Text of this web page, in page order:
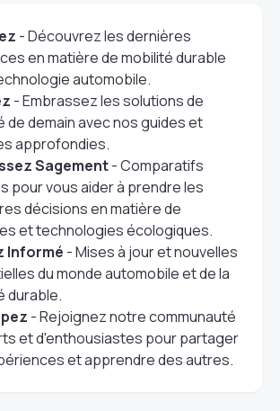
- Découvrez les dernières
en matière de mobilité durable
automobile.
- Embrassez les solutions de
de demain avec nos guides et
approfondies.
Sagement- Comparatifs
pour vous aider à prendre les
décisions en matière de
et technologies écologiques.
Informé - Mises à jour et nouvelles
du monde automobile et de la
durable.
- Rejoignez notre communauté
et d'enthousiastes pour partager
et apprendre des autres.